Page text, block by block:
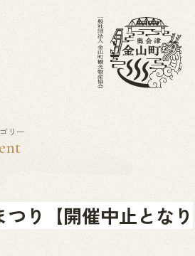
リー
り【開催中止となり